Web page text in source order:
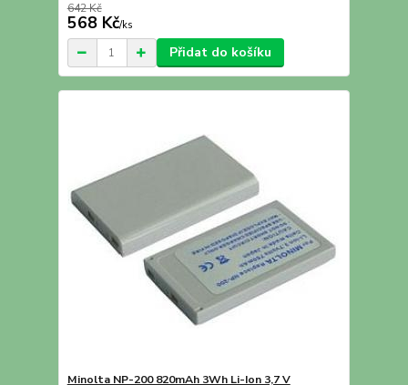
642 Kč
568 Kč/ks
Přidat do košíku
Minolta NP-200 820mAh 3Wh Li-Ion 3,7 V